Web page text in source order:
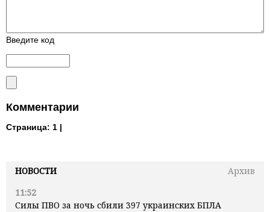
НОВОСТИ
Архив
11:52
Силы ПВО за ночь сбили 397 украинских БПЛА
Введите код
Комментарии
Страница: 1 |